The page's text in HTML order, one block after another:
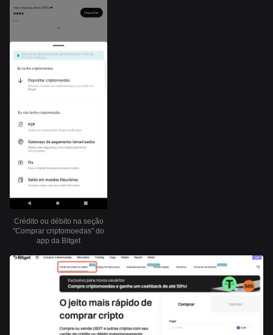
Crédito ou débito na seção
"Comprar criptomoedas" do
app da Bitget